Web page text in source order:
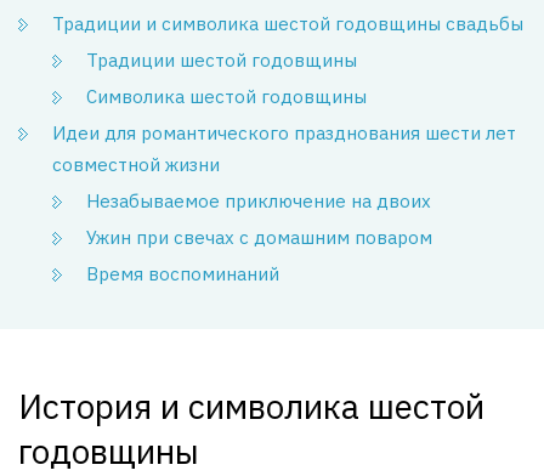
Традиции и символика шестой годовщины свадьбы
Традиции шестой годовщины
Символика шестой годовщины
Идеи для романтического празднования шести лет
совместной жизни
Незабываемое приключение на двоих
Ужин при свечах с домашним поваром
Время воспоминаний
История и символика шестой
годовщины